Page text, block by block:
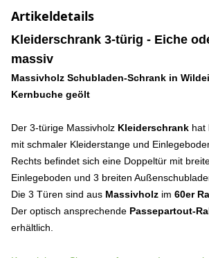
Artikeldetails
Kleiderschrank 3-türig - Eiche
massiv
Massivholz Schubladen-Schrank in
Kernbuche geölt
Der 3-türige Massivholz Kleiderschrank hat
mit schmaler Kleiderstange und
Rechts befindet sich eine Doppeltür mit
Einlegeboden und 3 breiten
Die 3 Türen sind aus Massivholz im 60er
Der optisch ansprechende Passepartout-
erhältlich.